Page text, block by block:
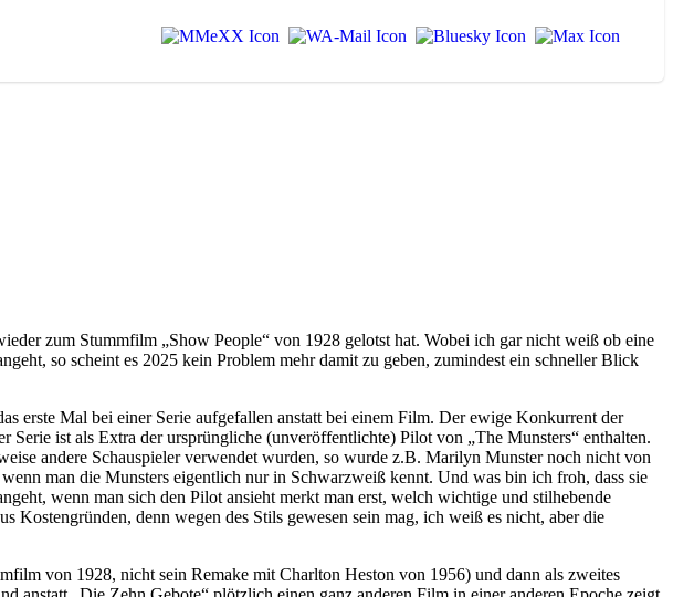
zum Stummfilm „Show People“ von 1928 gelotst hat. Wobei ich gar nicht weiß ob eine
so scheint es 2025 kein Problem mehr damit zu geben, zumindest ein schneller Blick
erste Mal bei einer Serie aufgefallen anstatt bei einem Film. Der ewige Konkurrent der
ist als Extra der ursprüngliche (unveröffentlichte) Pilot von „The Munsters“ enthalten.
andere Schauspieler verwendet wurden, so wurde z.B. Marilyn Munster noch nicht von
man die Munsters eigentlich nur in Schwarzweiß kennt. Und was bin ich froh, dass sie
wenn man sich den Pilot ansieht merkt man erst, welch wichtige und stilhebende
denn wegen des Stils gewesen sein mag, ich weiß es nicht, aber die
von 1928, nicht sein Remake mit Charlton Heston von 1956) und dann als zweites